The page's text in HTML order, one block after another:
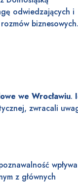
odwiedzających i
biznesowych.
we Wrocławiu.
zwracali
z głównych